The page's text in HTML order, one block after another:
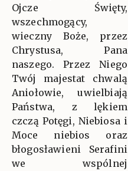
Ojcze Święty,
wszechmogący,
wieczny Boże, przez
Chrystusa, Pana
naszego. Przez Niego
Twój majestat chwalą
Aniołowie, uwielbiają
Państwa, z lękiem
czczą Potęgi, Niebiosa i
Moce niebios oraz
błogosławieni Serafini
we wspólnej